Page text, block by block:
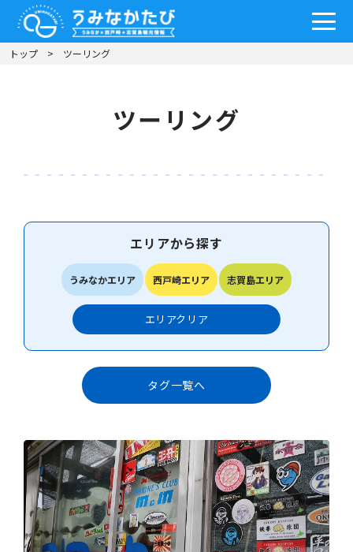
トップ ツーリング
ツーリング
エリアから探す
うみなかエリア 西戸崎エリア 志賀島エリア
エリアクリア
タグ一覧へ